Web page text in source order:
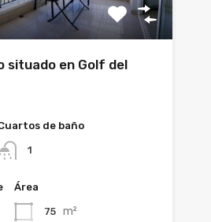
situado en Golf del
de baño
1
Área
75 m²